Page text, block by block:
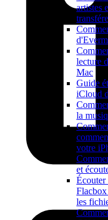
artistes
lecture
Mac
Guide
iCloud
la
votre
et
Écouter
les